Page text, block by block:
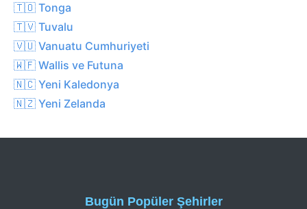
🇹🇴 Tonga
🇹🇻 Tuvalu
🇻🇺 Vanuatu Cumhuriyeti
🇼🇫 Wallis ve Futuna
🇳🇨 Yeni Kaledonya
🇳🇿 Yeni Zelanda
Bugün Popüler Şehirler